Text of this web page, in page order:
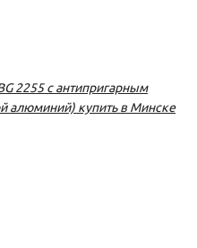
2255 с антипригарным
алюминий) купить в Минске